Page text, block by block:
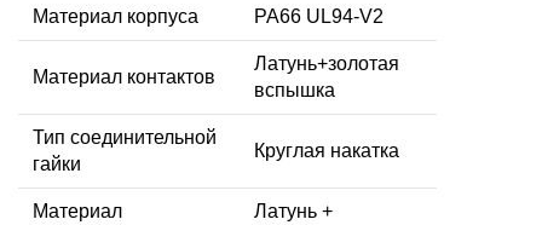
Материал корпуса PA66 UL94-V2
Материал контактов
Латунь+золотая
вспышка
Тип соединительной
гайки
Круглая накатка
Материал
Латунь +